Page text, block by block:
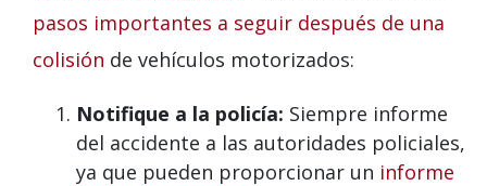
pasos importantes a seguir después de una
colisión de vehículos motorizados:
Notifique a la policía: Siempre informe
del accidente a las autoridades policiales,
ya que pueden proporcionar un informe